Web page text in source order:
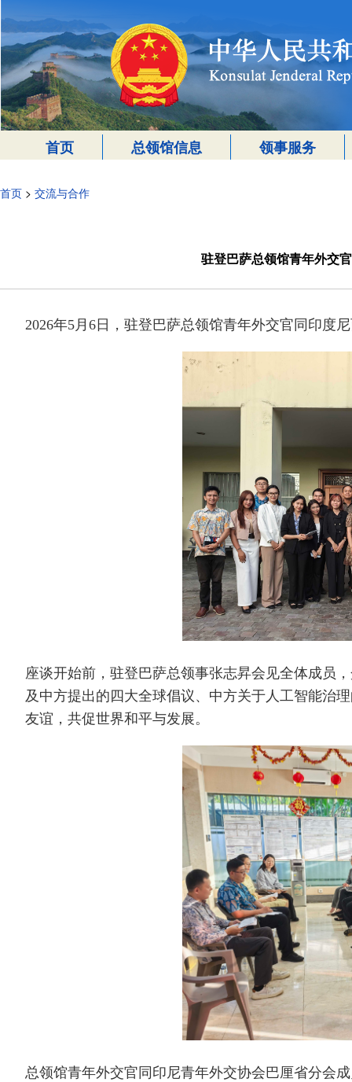
首页 总领馆信息 领事服务
首页 > 交流与合作
驻登巴萨总领馆青年外交
2026年5月6日，驻登巴萨总领馆青年外交官同印度
座谈开始前，驻登巴萨总领事张志昇会见全体成员
及中方提出的四大全球倡议、中方关于人工智能治
友谊，共促世界和平与发展。
总领馆青年外交官同印尼青年外交协会巴厘省分会